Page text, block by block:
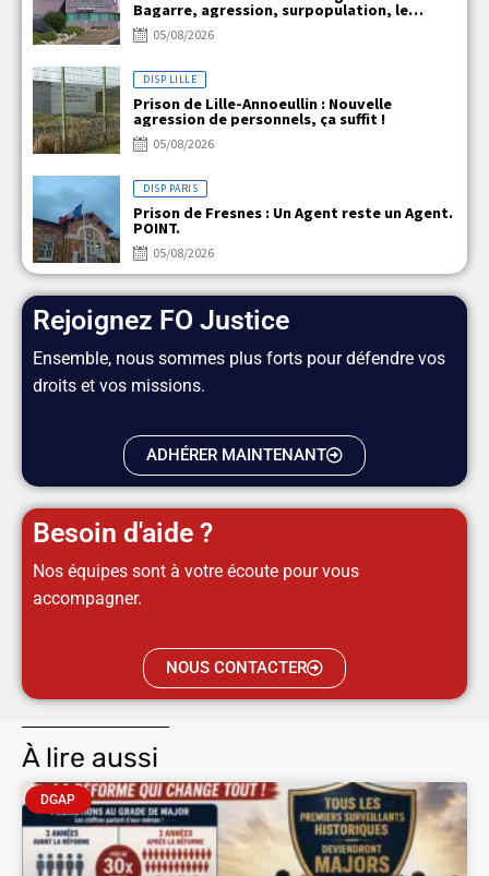
Bagarre, agression, surpopulation, le
quotidien explosif de VLM !!!
05/08/2026
DISP LILLE
Prison de Lille-Annoeullin : Nouvelle
agression de personnels, ça suffit !
05/08/2026
DISP PARIS
Prison de Fresnes : Un Agent reste un Agent.
POINT.
05/08/2026
Rejoignez FO Justice
Ensemble, nous sommes plus forts pour défendre vos
droits et vos missions.
ADHÉRER MAINTENANT
Besoin d'aide ?
Nos équipes sont à votre écoute pour vous
accompagner.
NOUS CONTACTER
À lire aussi
DGAP